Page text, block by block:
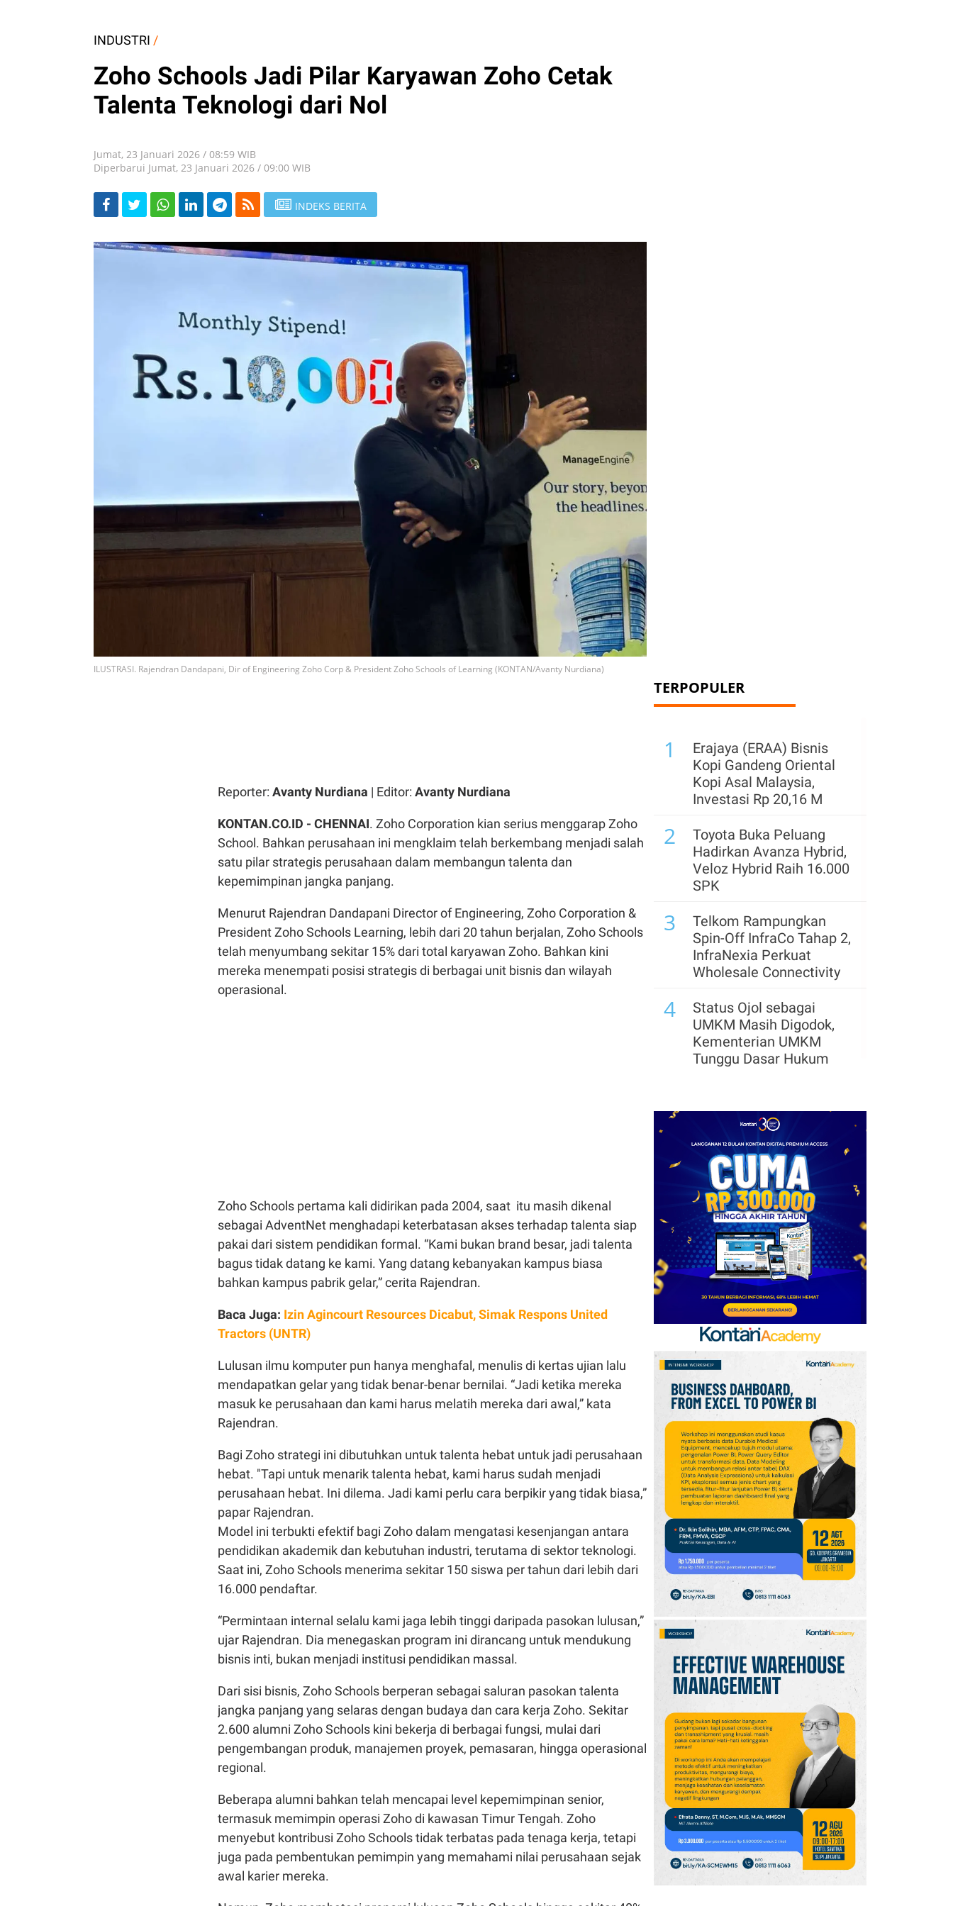
INDUSTRI /
Zoho Schools Jadi Pilar Karyawan Zoho Cetak
Talenta Teknologi dari Nol
Jumat, 23 Januari 2026 / 08:59 WIB
Diperbarui Jumat, 23 Januari 2026 / 09:00 WIB
INDEKS BERITA
ILUSTRASI. Rajendran Dandapani, Dir of Engineering Zoho Corp & President Zoho Schools of Learning (KONTAN/Avanty Nurdiana)
Reporter: Avanty Nurdiana | Editor: Avanty Nurdiana
KONTAN.CO.ID - CHENNAI. Zoho Corporation kian serius menggarap Zoho
School. Bahkan perusahaan ini mengklaim telah berkembang menjadi salah
satu pilar strategis perusahaan dalam membangun talenta dan
kepemimpinan jangka panjang.
Menurut Rajendran Dandapani Director of Engineering, Zoho Corporation &
President Zoho Schools Learning, lebih dari 20 tahun berjalan, Zoho Schools
telah menyumbang sekitar 15% dari total karyawan Zoho. Bahkan kini
mereka menempati posisi strategis di berbagai unit bisnis dan wilayah
operasional.
Zoho Schools pertama kali didirikan pada 2004, saat itu masih dikenal
sebagai AdventNet menghadapi keterbatasan akses terhadap talenta siap
pakai dari sistem pendidikan formal. “Kami bukan brand besar, jadi talenta
bagus tidak datang ke kami. Yang datang kebanyakan kampus biasa
bahkan kampus pabrik gelar,” cerita Rajendran.
Baca Juga: Izin Agincourt Resources Dicabut, Simak Respons United
Tractors (UNTR)
Lulusan ilmu komputer pun hanya menghafal, menulis di kertas ujian lalu
mendapatkan gelar yang tidak benar-benar bernilai. “Jadi ketika mereka
masuk ke perusahaan dan kami harus melatih mereka dari awal,” kata
Rajendran.
Bagi Zoho strategi ini dibutuhkan untuk talenta hebat untuk jadi perusahaan
hebat. "Tapi untuk menarik talenta hebat, kami harus sudah menjadi
perusahaan hebat. Ini dilema. Jadi kami perlu cara berpikir yang tidak biasa,”
papar Rajendran.
Model ini terbukti efektif bagi Zoho dalam mengatasi kesenjangan antara
pendidikan akademik dan kebutuhan industri, terutama di sektor teknologi.
Saat ini, Zoho Schools menerima sekitar 150 siswa per tahun dari lebih dari
16.000 pendaftar.
“Permintaan internal selalu kami jaga lebih tinggi daripada pasokan lulusan,”
ujar Rajendran. Dia menegaskan program ini dirancang untuk mendukung
bisnis inti, bukan menjadi institusi pendidikan massal.
Dari sisi bisnis, Zoho Schools berperan sebagai saluran pasokan talenta
jangka panjang yang selaras dengan budaya dan cara kerja Zoho. Sekitar
2.600 alumni Zoho Schools kini bekerja di berbagai fungsi, mulai dari
pengembangan produk, manajemen proyek, pemasaran, hingga operasional
regional.
Beberapa alumni bahkan telah mencapai level kepemimpinan senior,
termasuk memimpin operasi Zoho di kawasan Timur Tengah. Zoho
menyebut kontribusi Zoho Schools tidak terbatas pada tenaga kerja, tetapi
juga pada pembentukan pemimpin yang memahami nilai perusahaan sejak
awal karier mereka.
TERPOPULER
1
Erajaya (ERAA) Bisnis
Kopi Gandeng Oriental
Kopi Asal Malaysia,
Investasi Rp 20,16 M
2
Toyota Buka Peluang
Hadirkan Avanza Hybrid,
Veloz Hybrid Raih 16.000
SPK
3
Telkom Rampungkan
Spin-Off InfraCo Tahap 2,
InfraNexia Perkuat
Wholesale Connectivity
4
Status Ojol sebagai
UMKM Masih Digodok,
Kementerian UMKM
Tunggu Dasar Hukum